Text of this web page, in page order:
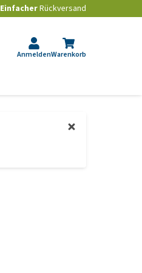
EinfacherRückversand
AnmeldenWarenkorb